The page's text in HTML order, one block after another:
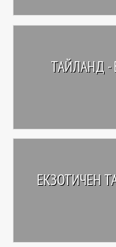
ТАЙЛАНД -
ЕКЗОТИЧЕН